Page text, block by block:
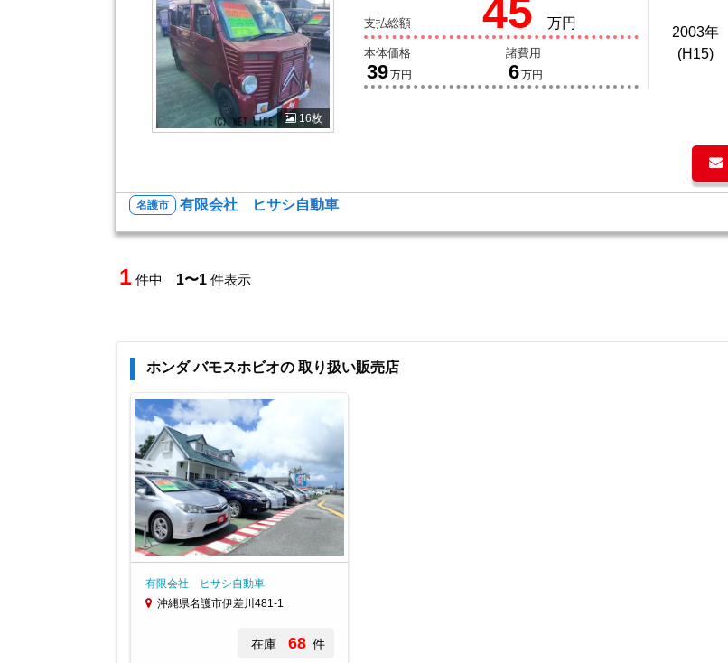
16枚
支払総額 45 万円
本体価格
39万円
諸費用
6万円
2003年
(H15)
名護市 有限会社 ヒサシ自動車
1 件中 1〜1 件表示
ホンダ バモスホビオの 取り扱い販売店
有限会社 ヒサシ自動車
沖縄県名護市伊差川481-1
在庫 68 件